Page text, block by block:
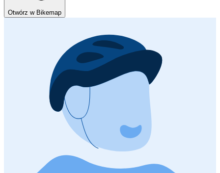
Otwórz w Bikemap